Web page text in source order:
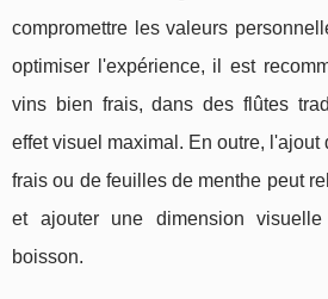
compromettre les valeurs
optimiser l'expérience, il est
vins bien frais, dans des flûtes
effet visuel maximal. En outre, l'ajout
frais ou de feuilles de menthe peut
et ajouter une dimension
boisson.